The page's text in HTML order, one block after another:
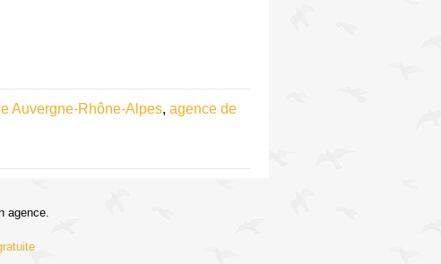
Auvergne-Rhône-Alpes, agence de
agence.